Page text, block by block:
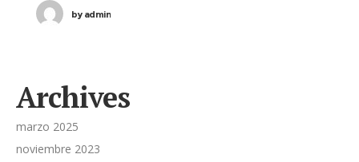
byadmin
Archives
marzo 2025
noviembre 2023